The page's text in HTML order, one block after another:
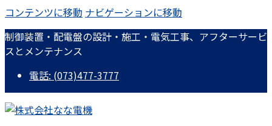
コンテンツに移動 ナビゲーションに移動
制御装置・配電盤の設計・施工・電気工事、アフターサービ
スとメンテナンス
電話: (073)477-3777